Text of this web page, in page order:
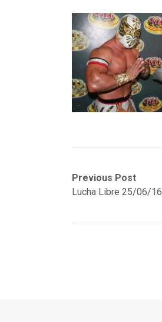
NavegaciónPrevious Post
Lucha Libre 25/06/16